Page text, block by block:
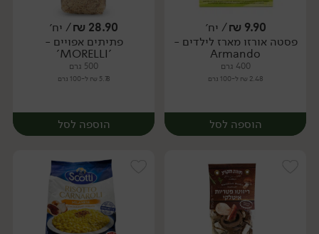
יח׳ יח׳
9.90
₪/ יח׳
פסטה אורזו מארז לילדים -
Armando
400 גרם
2.48 ₪ ל-100 גרם
הוספה לסל
28.90
₪/ יח׳
פתיתים אפויים -
'MORELLI'
500 גרם
5.78 ₪ ל-100 גרם
הוספה לסל